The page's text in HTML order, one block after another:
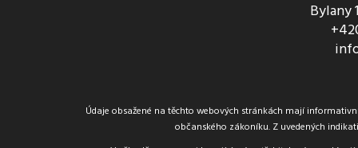
Bylany
Údaje obsažené na těchto webových stránkách mají
občanského zákoníku. Z uvedených